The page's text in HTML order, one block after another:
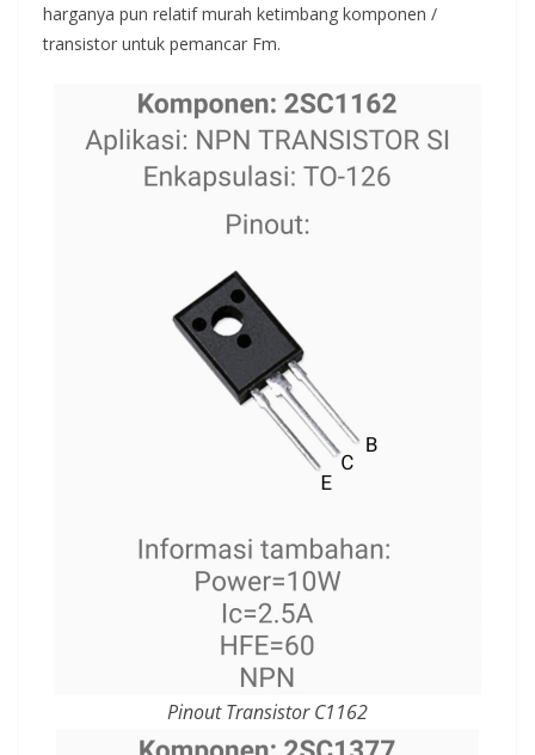
harganya pun relatif murah ketimbang komponen /
transistor untuk pemancar Fm.
Pinout Transistor C1162